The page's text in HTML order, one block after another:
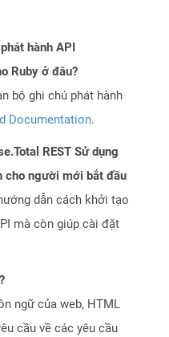
hành API
Ruby ở đâu?
bộ ghi chú phát hành
Documentation.
REST Sử dụng
cho người mới bắt đầu
dẫn cách khởi tạo
mà còn giúp cài đặt
ngữ của web, HTML
cầu về các yêu cầu